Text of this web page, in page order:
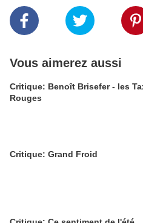
Vous aimerez aussi
Critique: Benoît Brisefer - les
Rouges
Critique: Grand Froid